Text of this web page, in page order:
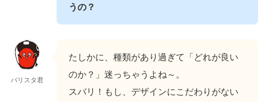
うの？
バリスタ君
たしかに、種類があり過ぎて「どれが良い
のか？」迷っちゃうよね～。
スバリ！もし、デザインにこだわりがない